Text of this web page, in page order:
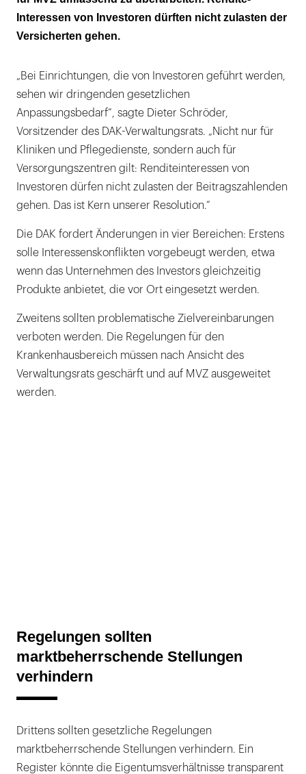
Mindestens drei Fachrichtungen sollten
vertreten sein
Interessen von Investoren dürften nicht zulasten der
Versicherten gehen.
„Bei Einrichtungen, die von Investoren geführt werden,
sehen wir dringenden gesetzlichen
Anpassungsbedarf“, sagte Dieter Schröder,
Vorsitzender des DAK-Verwaltungsrats. „Nicht nur für
Kliniken und Pflegedienste, sondern auch für
Versorgungszentren gilt: Renditeinteressen von
Investoren dürfen nicht zulasten der Beitragszahlenden
gehen. Das ist Kern unserer Resolution.“
Die DAK fordert Änderungen in vier Bereichen: Erstens
solle Interessenskonflikten vorgebeugt werden, etwa
wenn das Unternehmen des Investors gleichzeitig
Produkte anbietet, die vor Ort eingesetzt werden.
Zweitens sollten problematische Zielvereinbarungen
verboten werden. Die Regelungen für den
Krankenhausbereich müssen nach Ansicht des
Verwaltungsrats geschärft und auf MVZ ausgeweitet
werden.
Regelungen sollten
marktbeherrschende Stellungen
verhindern
Drittens sollten gesetzliche Regelungen
marktbeherrschende Stellungen verhindern. Ein
Register könnte die Eigentumsverhältnisse transparent